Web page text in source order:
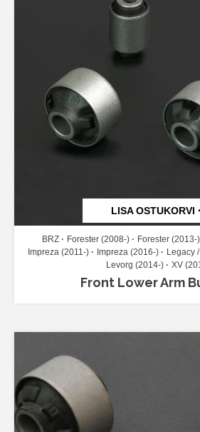
LISA OSTUKORVI
BRZ Forester (2008-) Forester (2013-)
Impreza (2011-)
Impreza (2016-)
Legacy
Levorg (2014-)
XV
Front Lower Arm